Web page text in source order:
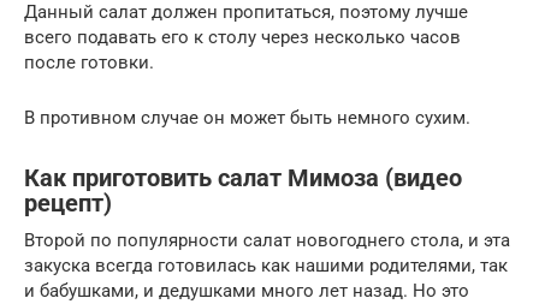
Данный салат должен пропитаться, поэтому лучше
всего подавать его к столу через несколько часов
после готовки.
В противном случае он может быть немного сухим.
Как приготовить салат Мимоза (видео
рецепт)
Второй по популярности салат новогоднего стола, и эта
закуска всегда готовилась как нашими родителями, так
и бабушками, и дедушками много лет назад. Но это